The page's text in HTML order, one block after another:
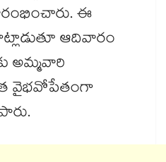
ఈ
ఆదివారం
అమ్మవారి
వైభవోపేతంగా